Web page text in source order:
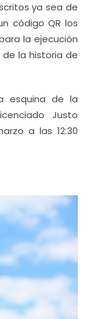
ya sea de
código QR los
la ejecución
la historia de
esquina de la
Justo
a las 12:30